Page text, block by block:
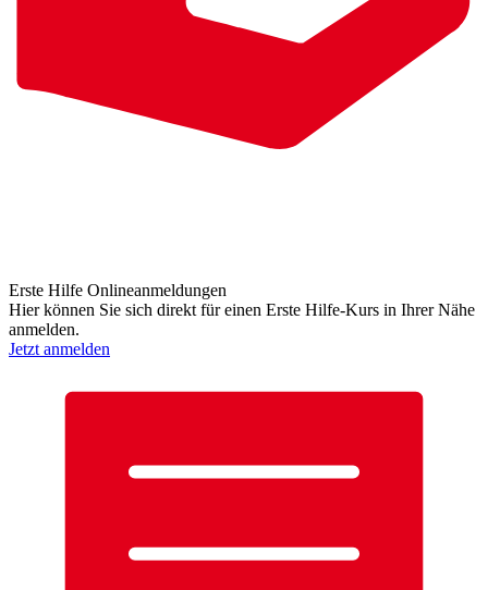
Erste Hilfe Onlineanmeldungen
Hier können Sie sich direkt für einen Erste Hilfe-Kurs in Ihrer Nähe
anmelden.
Jetzt anmelden